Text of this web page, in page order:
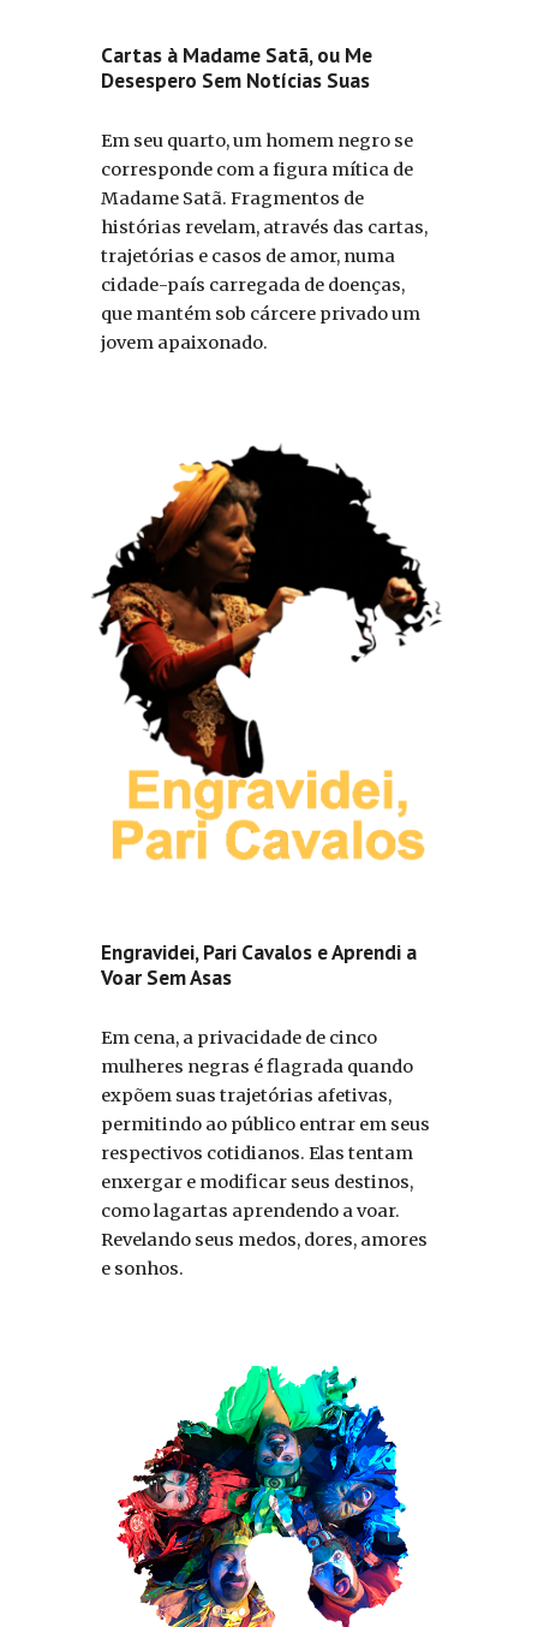
Cartas à Madame Satã, ou Me
Desespero Sem Notícias Suas
Em seu quarto, um homem negro se
corresponde com a figura mítica de
Madame Satã. Fragmentos de
histórias revelam, através das cartas,
trajetórias e casos de amor, numa
cidade-país carregada de doenças,
que mantém sob cárcere privado um
jovem apaixonado.
Engravidei, Pari Cavalos e Aprendi a
Voar Sem Asas
Em cena, a privacidade de cinco
mulheres negras é flagrada quando
expõem suas trajetórias afetivas,
permitindo ao público entrar em seus
respectivos cotidianos. Elas tentam
enxergar e modificar seus destinos,
como lagartas aprendendo a voar.
Revelando seus medos, dores, amores
e sonhos.